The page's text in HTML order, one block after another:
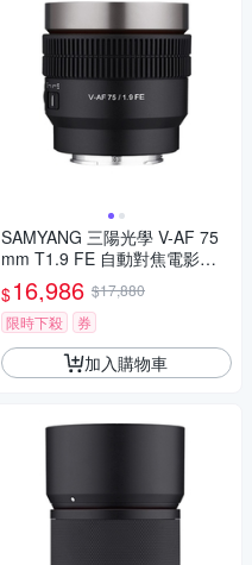
SAMYANG 三陽光學 V-AF 75
mm T1.9 FE 自動對焦電影鏡 S
ony FE 公司貨
$16,986 $17,880
限時下殺
券
加入購物車